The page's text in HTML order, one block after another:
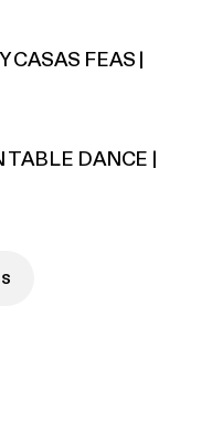
CASAS FEAS |
TABLE DANCE |